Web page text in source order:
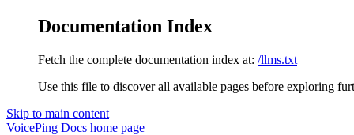
Documentation Index
Fetch the complete documentation index at: /llms.txt
Use this file to discover all available pages before exploring
Skip to main content
VoicePing Docs home page